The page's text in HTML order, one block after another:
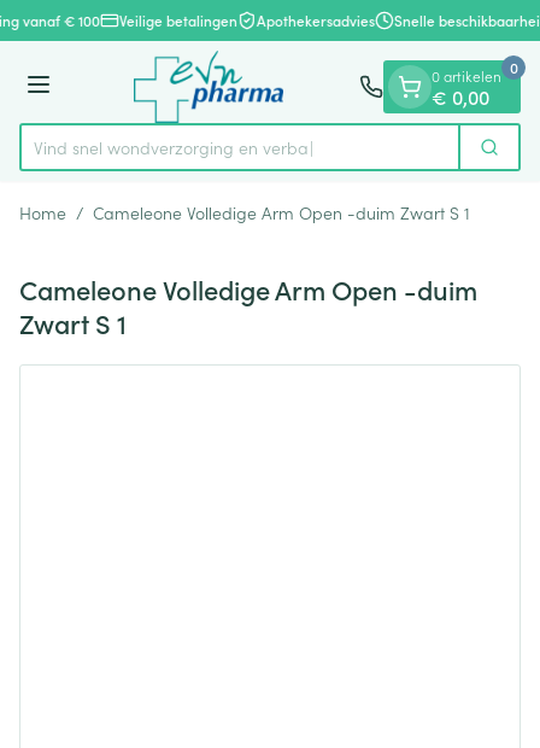
Ga naar de inhoud
1 van 1
vanaf € 100 Veilige betalingen Apothekersadvies Snelle
Menu
Product, merk, categorie...
Vind snel wondverzorging e Zoek
0 artikelen
€ 0,00
0
Home / Cameleone Volledige Arm Open -duim Zwart S 1
Cameleone Volledige Arm Open -duim
Zwart S 1